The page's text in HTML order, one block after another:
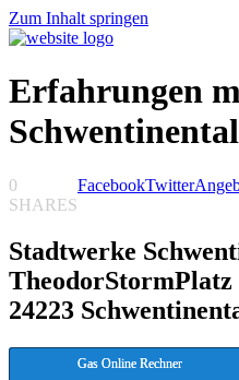
Zum Inhalt springen
Erfahrungen
0
SHARES
FacebookTwitter
Stadtwerke
TheodorStormPlatz
24223
Gas Online Rechner